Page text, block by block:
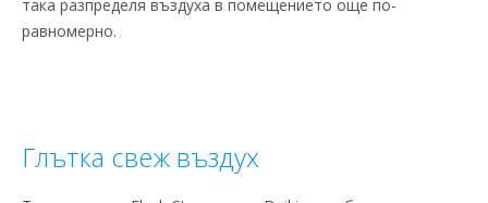
така разпределя въздуха в помещението още по-
равномерно.
Глътка свеж въздух